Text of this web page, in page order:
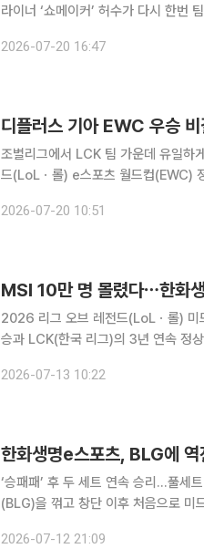
라이너 ‘쇼메이커’ 허수가 다시 한번 팀에 남겠다는 의
묻는 질문에 “진짜 심사숙고해서 한
2026-07-20 16:47
디플러스 기아 EWC 우승
조별리그에서 LCK 팀 가운데 유일
드(LoLㆍ롤) e스포츠 월드컵(EWC)
시간) 프랑스 파리에서 열린 2026
2026-07-20 10:51
MSI 10만 명 몰렸다⋯한화
2026 리그 오브 레전드(LoLㆍ롤) 미
승과 LCK(한국 리그)의 3년 연속 정
린 2026 MSI에는 대회 관람객과 팬
2026-07-13 10:22
한화생명e스포츠, BLG에
‘승패패’ 후 두 세트 연속 승리…풀세트 접전 끝 역전 우승 한화생
(BLG)을 꺾고 창단 이후 처음으로 미드 시즌
세계 각 지역의 상반기 우승팀들이 모
2026-07-12 21:09